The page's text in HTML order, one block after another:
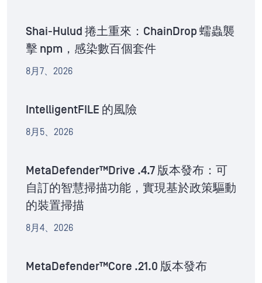
Shai-Hulud 捲土重來：ChainDrop 蠕蟲襲
擊 npm，感染數百個套件
8月7、2026
IntelligentFILE 的風險
8月5、2026
MetaDefender™Drive .4.7 版本發布：可
自訂的智慧掃描功能，實現基於政策驅動
的裝置掃描
8月4、2026
MetaDefender™Core .21.0 版本發布